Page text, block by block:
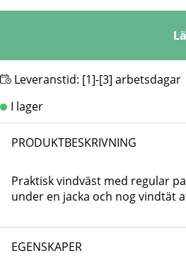
Leveranstid: [1]-[3] arbetsdagar
PRODUKTBESKRIVNING
Praktisk vindväst med regular
under en jacka och nog vindtät
EGENSKAPER